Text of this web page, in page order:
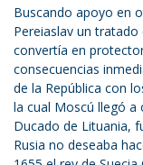
Buscando apoyo en
Pereiaslav un
convertía en
consecuencias
de la República con
la cual Moscú llegó
Ducado de Lituania,
Rusia no deseaba